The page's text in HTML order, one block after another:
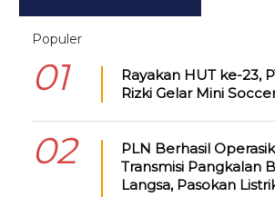
Populer
01
Rayakan HUT ke-23,
Rizki Gelar Mini
02
PLN Berhasil
Transmisi Pangkalan
Langsa, Pasokan